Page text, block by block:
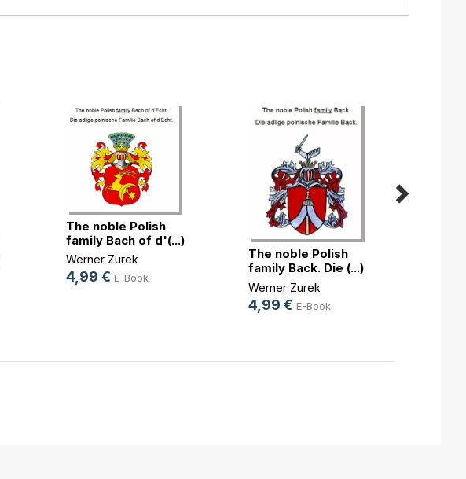
The noble Polish
family Bach of d'(...)
Werner Zurek
4,99 € E-Book
The noble Polish
family Back. Die (...)
Werner Zurek
4,99 € E-Book